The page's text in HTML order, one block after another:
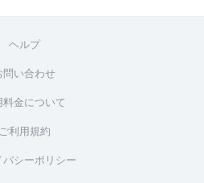
ヘルプ
問い合わせ
料金について
ご利用規約
バシーポリシー